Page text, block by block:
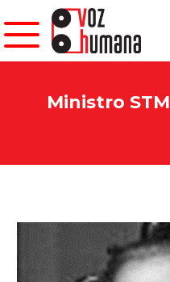
Ministro STM